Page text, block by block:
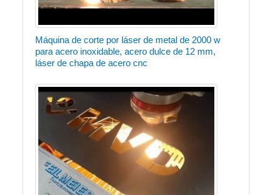
Máquina de corte por láser de metal de 2000 w
para acero inoxidable, acero dulce de 12 mm,
láser de chapa de acero cnc